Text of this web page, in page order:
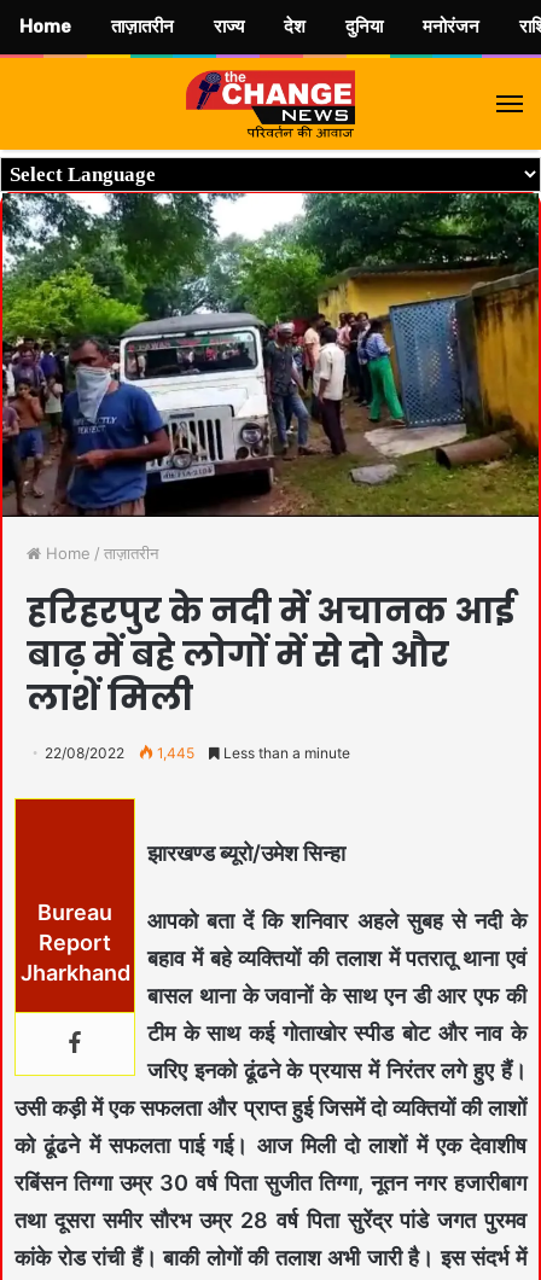
Home / ताज़ातरीन
हरिहरपुर के नदी में अचानक आई
बाढ़ में बहे लोगों में से दो और
लाशें मिली
22/08/2022 1,445 Less than a minute
Bureau
Report
Jharkhand
झारखण्ड ब्यूरो/उमेश सिन्हा
आपको बता दें कि शनिवार अहले सुबह से नदी के
बहाव में बहे व्यक्तियों की तलाश में पतरातू थाना एवं
बासल थाना के जवानों के साथ एन डी आर एफ की
टीम के साथ कई गोताखोर स्पीड बोट और नाव के
जरिए इनको ढूंढने के प्रयास में निरंतर लगे हुए हैं।
उसी कड़ी में एक सफलता और प्राप्त हुई जिसमें दो व्यक्तियों की लाशों
को ढूंढने में सफलता पाई गई। आज मिली दो लाशों में एक देवाशीष
रबिंसन तिग्गा उम्र 30 वर्ष पिता सुजीत तिग्गा, नूतन नगर हजारीबाग
तथा दूसरा समीर सौरभ उम्र 28 वर्ष पिता सुरेंद्र पांडे जगत पुरमव
कांके रोड रांची हैं। बाकी लोगों की तलाश अभी जारी है। इस संदर्भ में
Home ताज़ातरीन राज्य देश दुनिया मनोरंजन